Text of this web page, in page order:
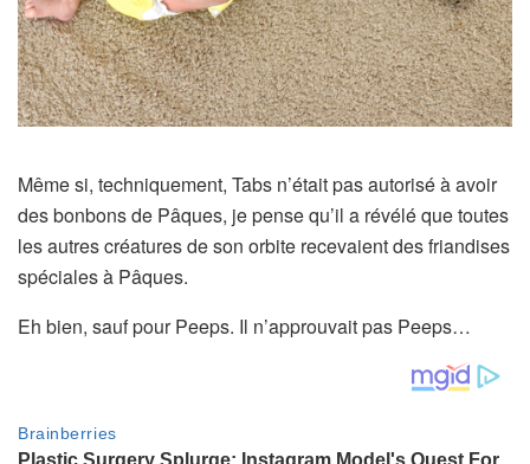
Même si, techniquement, Tabs n’était pas autorisé à avoir
des bonbons de Pâques, je pense qu’il a révélé que toutes
les autres créatures de son orbite recevaient des friandises
spéciales à Pâques.
Eh bien, sauf pour Peeps. Il n’approuvait pas Peeps…